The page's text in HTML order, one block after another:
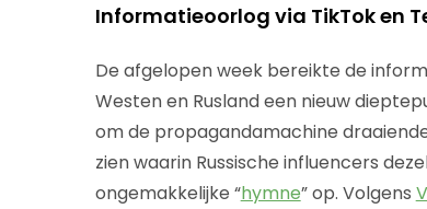
Informatieoorlog via TikTok en
De afgelopen week bereikte de
Westen en Rusland een nieuw
om de propagandamachine
zien waarin Russische influencers
ongemakkelijke “hymne” op. Volgens